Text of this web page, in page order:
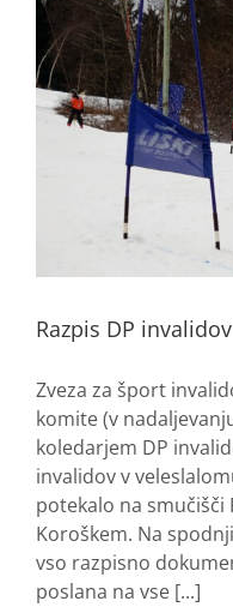
Razpis DP
Zveza za šport
komite (v
koledarjem DP
invalidov v
potekalo na smučišči
Koroškem. Na
vso razpisno
poslana na vse [...]